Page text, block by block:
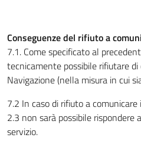
Conseguenze del rifiuto a
7.1. Come specificato al
tecnicamente possibile rifiutare
Navigazione (nella misura in cui
7.2 In caso di rifiuto a
2.3 non sarà possibile rispondere
servizio.